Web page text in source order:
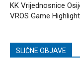
KK Vrijednosnice
VROS Game
SLIČNE OBJAVE